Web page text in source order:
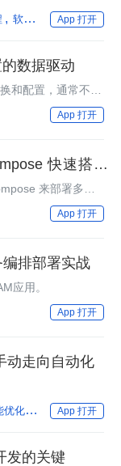
软件工程 性能优化
App 打开
数据驱动
和配置，通常不会
下的接口测
可配置的选项。
App 打开
快速搭建
来部署多个
App 打开
排部署实战
应用。
App 打开
动走向自动化
优化 框架 数据湖仓
App 打开
发的关键